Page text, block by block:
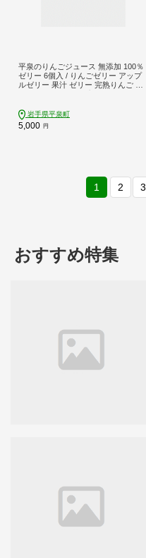
平泉のりんごジュース 無添加 100％
ゼリー 6個入 / りんごゼリー アップ
ルゼリー 果汁 ゼリー 完熟りんご り
の お菓子 おやつ デザート
岩手県平泉町
5,000 円
1 2 3
おすすめ特集